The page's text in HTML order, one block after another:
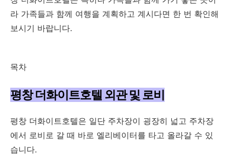
라 가족들과 함께 여행을 계획하고 계시다면 한 번 확인해
보시기 바랍니다.
목차
평창 더화이트호텔 외관 및 로비
평창 더화이트호텔은 일단 주차장이 굉장히 넓고 주차장
에서 로비로 갈 때 바로 엘리베이터를 타고 올라갈 수 있
습니다.